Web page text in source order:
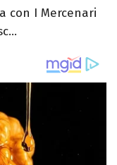
con I Mercenari